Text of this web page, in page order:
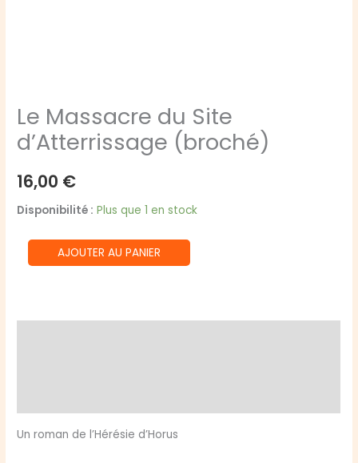
Le Massacre du Site
d’Atterrissage (broché)
16,00 €
Disponibilité : Plus que 1 en stock
quantité
de
AJOUTER AU PANIER
Un roman de l’Hérésie d’Horus